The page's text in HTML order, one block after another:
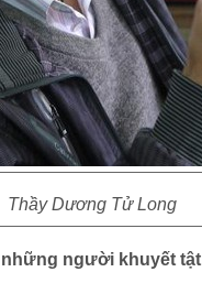
Thầy Dương Tử Long
người khuyết tật